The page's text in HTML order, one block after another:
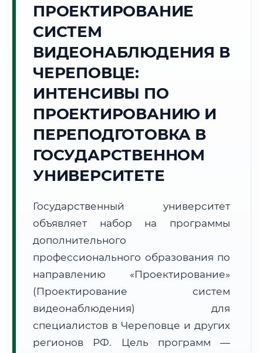
🏭
01:35:25
Пятница, 7 Августа
2026 г.
🌅 Восход:--:-- 🌇 Закат:--:--
📍 Региональная справка
Субъект:
Почтовые индексы:
162600–162699
Часовой пояс:
МСК (UTC+3)
Формат учебы:
🗺️ Зона обслуживания: г. Череповец
ПРОЕКТИРОВАНИЕ
СИСТЕМ
ВИДЕОНАБЛЮДЕНИЯ В
ЧЕРЕПОВЦЕ:
ИНТЕНСИВЫ ПО
ПРОЕКТИРОВАНИЮ И
ПЕРЕПОДГОТОВКА В
ГОСУДАРСТВЕННОМ
УНИВЕРСИТЕТЕ
Государственный университет
объявляет набор на программы
дополнительного
профессионального образования по
направлению «Проектирование»
(Проектирование систем
видеонаблюдения) для
специалистов в Череповце и других
регионов РФ. Цель программ —